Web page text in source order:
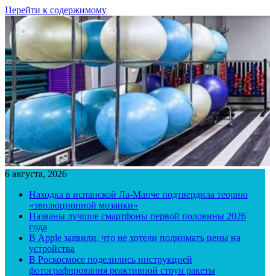
Перейти к содержимому
6 августа, 2026
Находка в испанской Ла-Манче подтвердила теорию
«эволюционной мозаики»
Названы лучшие смартфоны первой половины 2026
года
В Apple заявили, что не хотели поднимать цены на
устройства
В Роскосмосе поделились инструкцией
фотографирования реактивной струи ракеты